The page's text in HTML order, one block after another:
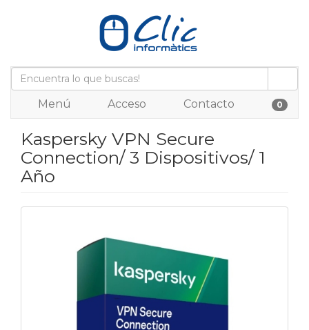
Menú Acceso Contacto 0
Kaspersky VPN Secure
Connection/ 3 Dispositivos/ 1
Año